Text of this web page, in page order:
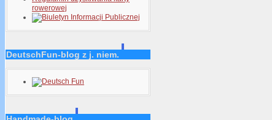
rowerowej
DeutschFun-blog z j. niem.